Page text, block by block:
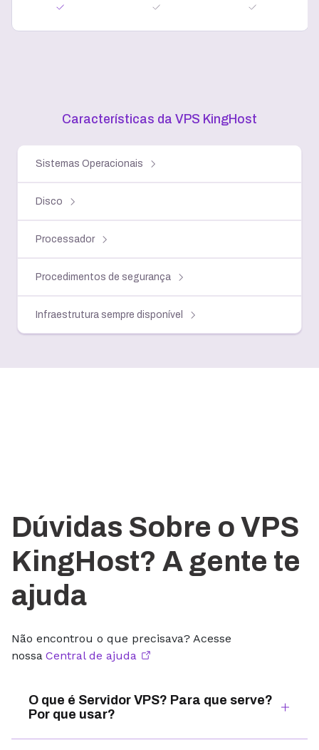
Características da VPS KingHost
Sistemas Operacionais
Disco
Processador
Procedimentos de segurança
Infraestrutura sempre disponível
Dúvidas Sobre o VPS
KingHost? A gente te
ajuda
Não encontrou o que precisava? Acesse
nossa Central de ajuda
O que é Servidor VPS? Para que serve?
Por que usar?